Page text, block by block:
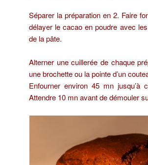
Séparer la préparation en 2. Faire
délayer le cacao en poudre avec
de la pâte.
Alterner une cuillerée de chaque
une brochette ou la pointe d’un
Enfourner environ 45 mn jusqu’à
Attendre 10 mn avant de démouler